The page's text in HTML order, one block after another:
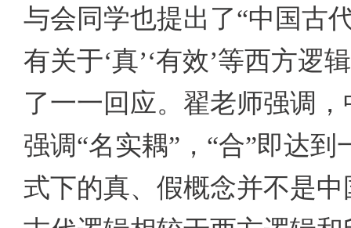
与会同学也提出了“中国古
有关于‘真’‘有效’等西方逻
了一一回应。翟老师强调
强调“名实耦”，“合”即达
式下的真、假概念并不是